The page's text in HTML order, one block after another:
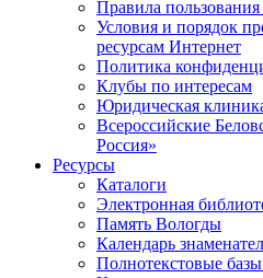
Правила
Условия и порядок
ресурсам Интернет
Политика
Клубы по интересам
Юридическая
Всероссийские
Россия»
Ресурсы
Каталоги
Электронная
Память Вологды
Календарь
Полнотекстовые